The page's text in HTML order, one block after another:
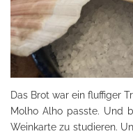
Das Brot war ein fluffiger
Molho Alho passte. Und
Weinkarte zu studieren.